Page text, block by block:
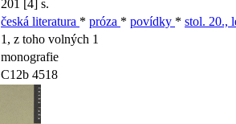
201 [4] s.
česká literatura * próza * povídky * stol. 20.,
1, z toho volných 1
monografie
C12b 4518